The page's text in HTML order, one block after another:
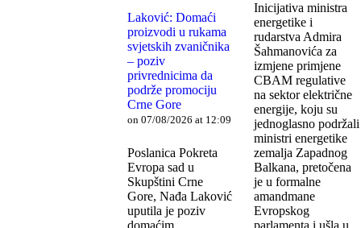
Laković: Domaći
proizvodi u rukama
svjetskih zvaničnika
– poziv
privrednicima da
podrže promociju
Crne Gore
on 07/08/2026 at 12:09
Poslanica Pokreta
Evropa sad u
Skupštini Crne
Gore, Nađa Laković
uputila je poziv
Inicijativa ministra
energetike i
rudarstva Admira
Šahmanovića za
izmjene primjene
CBAM regulative
na sektor električne
energije, koju su
jednoglasno podržali
ministri energetike
zemalja Zapadnog
Balkana, pretočena
je u formalne
amandmane
Evropskog